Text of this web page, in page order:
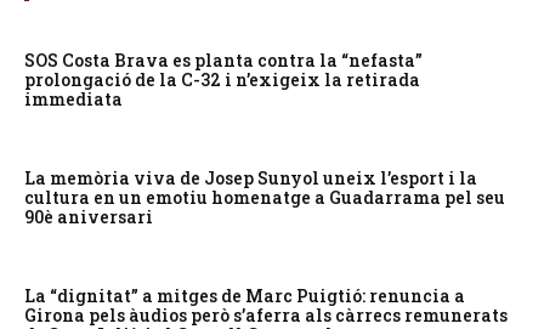
SOS Costa Brava es planta contra la “nefasta”
prolongació de la C-32 i n’exigeix la retirada
immediata
La memòria viva de Josep Sunyol uneix l’esport i la
cultura en un emotiu homenatge a Guadarrama pel seu
90è aniversari
La “dignitat” a mitges de Marc Puigtió: renuncia a
Girona pels àudios però s’aferra als càrrecs remunerats